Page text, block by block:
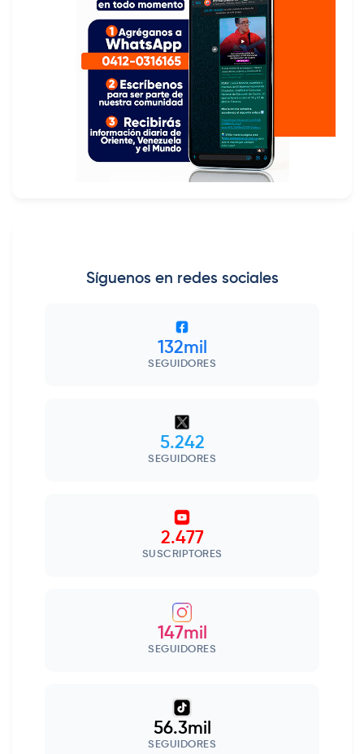
Síguenos en redes sociales
132mil
SEGUIDORES
5.242
SEGUIDORES
2.477
SUSCRIPTORES
147mil
SEGUIDORES
56.3mil
SEGUIDORES